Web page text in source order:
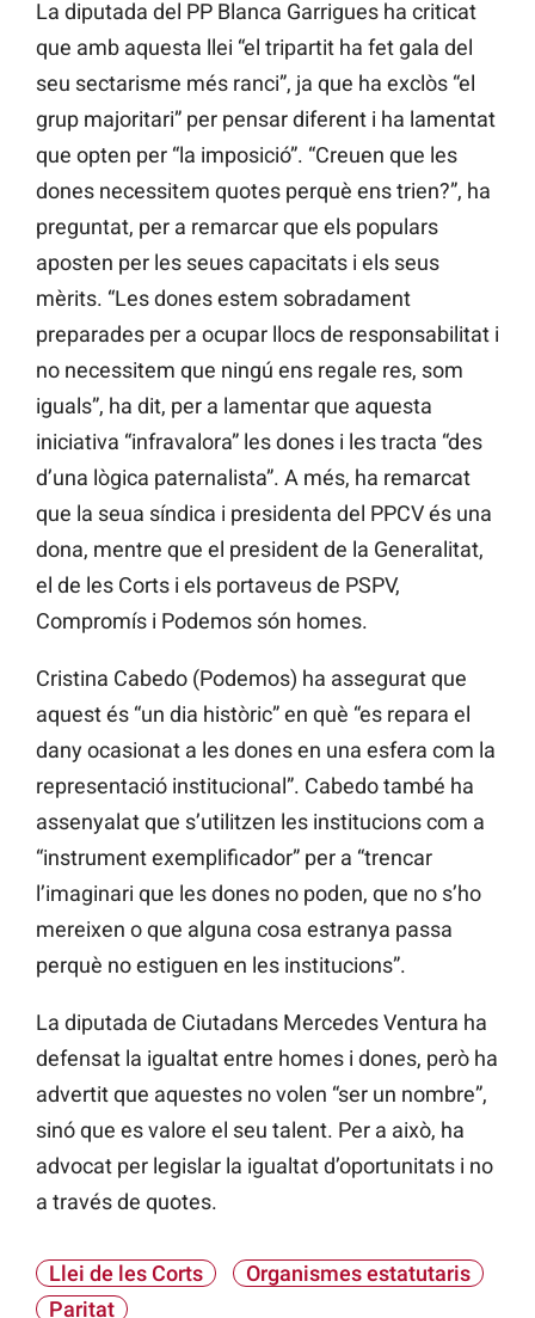
La diputada del PP Blanca Garrigues ha criticat
que amb aquesta llei “el tripartit ha fet gala del
seu sectarisme més ranci”, ja que ha exclòs “el
grup majoritari” per pensar diferent i ha lamentat
que opten per “la imposició”. “Creuen que les
dones necessitem quotes perquè ens trien?”, ha
preguntat, per a remarcar que els populars
aposten per les seues capacitats i els seus
mèrits. “Les dones estem sobradament
preparades per a ocupar llocs de responsabilitat i
no necessitem que ningú ens regale res, som
iguals”, ha dit, per a lamentar que aquesta
iniciativa “infravalora” les dones i les tracta “des
d’una lògica paternalista”. A més, ha remarcat
que la seua síndica i presidenta del PPCV és una
dona, mentre que el president de la Generalitat,
el de les Corts i els portaveus de PSPV,
Compromís i Podemos són homes.
Cristina Cabedo (Podemos) ha assegurat que
aquest és “un dia històric” en què “es repara el
dany ocasionat a les dones en una esfera com la
representació institucional”. Cabedo també ha
assenyalat que s’utilitzen les institucions com a
“instrument exemplificador” per a “trencar
l’imaginari que les dones no poden, que no s’ho
mereixen o que alguna cosa estranya passa
perquè no estiguen en les institucions”.
La diputada de Ciutadans Mercedes Ventura ha
defensat la igualtat entre homes i dones, però ha
advertit que aquestes no volen “ser un nombre”,
sinó que es valore el seu talent. Per a això, ha
advocat per legislar la igualtat d’oportunitats i no
a través de quotes.
Llei de les Corts
Organismes estatutaris
Paritat